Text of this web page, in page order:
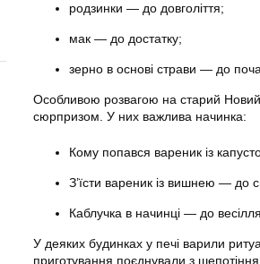
родзинки — до довголіття;
мак — до достатку;
зерно в основі страви — до
Особливою розвагою на старий Новий
сюрпризом. У них важлива начинка:
Кому попався вареник із
З’їсти вареник із вишнею — до
Каблучка в начинці — до
У деяких будинках у печі варили
приготування поєднували з